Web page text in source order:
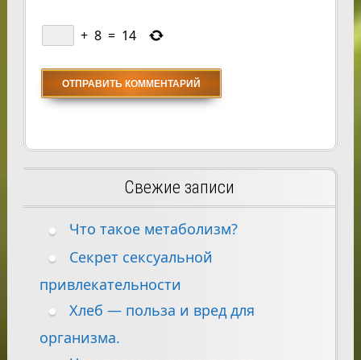
+ 8 = 14
Свежие записи
Что такое метаболизм?
Секрет сексуальной
привлекательности
Хлеб — польза и вред для
организма.